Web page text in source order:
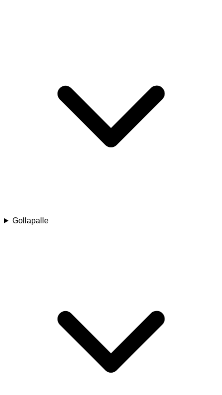
Gollapalle